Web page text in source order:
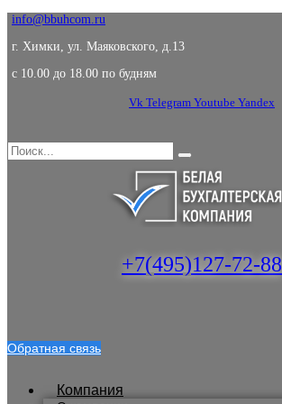
info@bbuhcom.ru
г. Химки, ул. Маяковского, д.13
c 10.00 до 18.00 по будням
Vk Telegram Youtube Yandex
+7(495)127-72-88
Обратная связь
Компания